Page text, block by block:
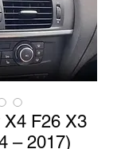
F26 X3
– 2017)